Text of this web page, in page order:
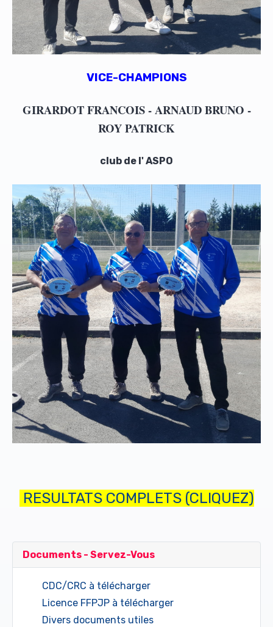
VICE-CHAMPIONS
GIRARDOT FRANCOIS - ARNAUD BRUNO -
ROY PATRICK
club de l' ASPO
RESULTATS COMPLETS (CLIQUEZ)
Documents - Servez-Vous
CDC/CRC à télécharger
Licence FFPJP à télécharger
Divers documents utiles